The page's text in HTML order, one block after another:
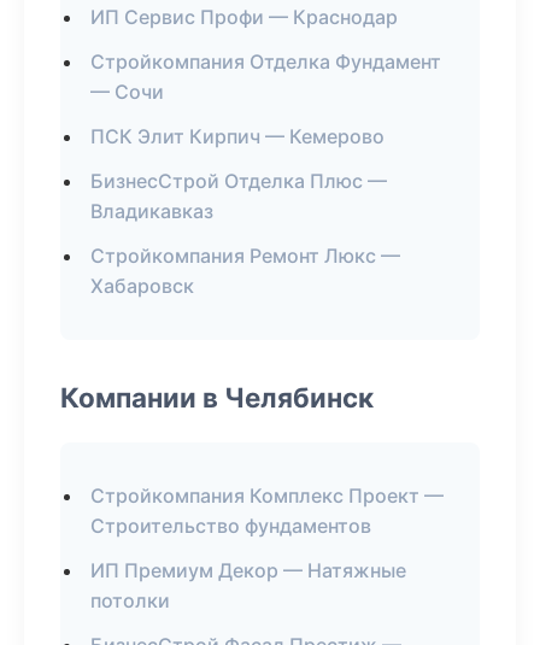
ИП Сервис Профи — Краснодар
Стройкомпания Отделка Фундамент
— Сочи
ПСК Элит Кирпич — Кемерово
БизнесСтрой Отделка Плюс —
Владикавказ
Стройкомпания Ремонт Люкс —
Хабаровск
Компании в Челябинск
Стройкомпания Комплекс Проект —
Строительство фундаментов
ИП Премиум Декор — Натяжные
потолки